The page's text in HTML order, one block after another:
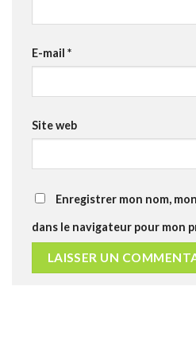
E-mail *
Site web
Enregistrer mon nom,
dans le navigateur pour mon